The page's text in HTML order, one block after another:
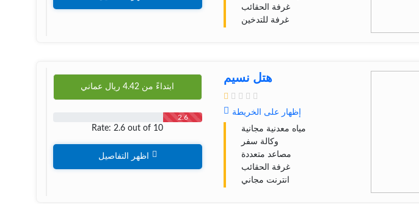
غرفة الحقائب
غرفة للتدخين
هتل نسیم
إظهار على الخريطة
مياه معدنية مجانية
وكالة سفر
مصاعد متعددة
غرفة الحقائب
انترنت مجاني
ابتداءً من 4.42 ريال عماني
2.6
Rate: 2.6 out of 10
اظهر التفاصيل